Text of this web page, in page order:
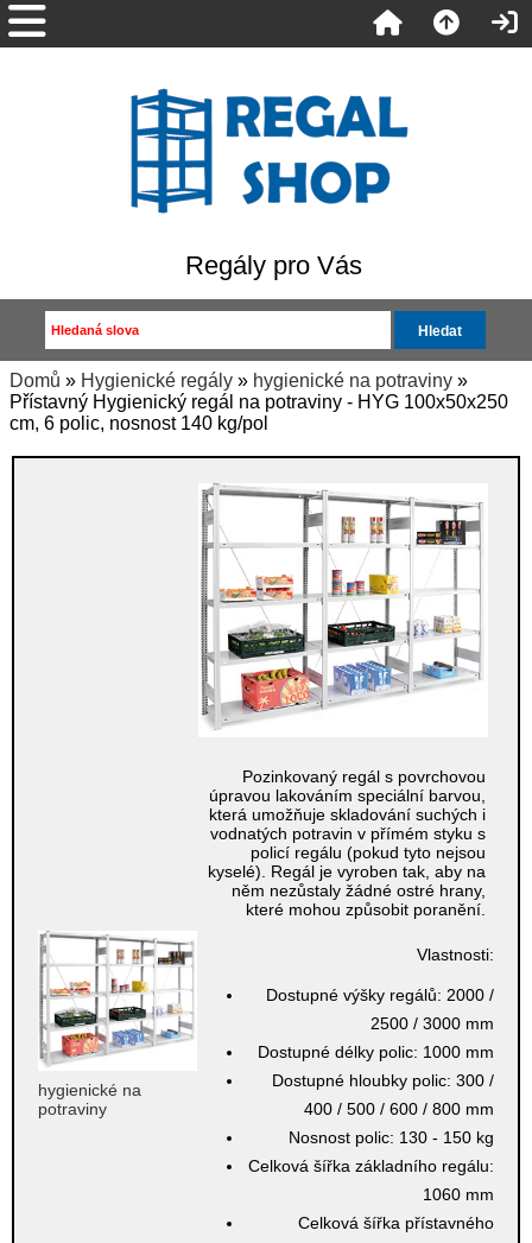
Regály pro Vás
Domů » Hygienické regály » hygienické na potraviny »
Přístavný Hygienický regál na potraviny - HYG 100x50x250
cm, 6 polic, nosnost 140 kg/pol
hygienické na
potraviny
Pozinkovaný regál s povrchovou
úpravou lakováním speciální barvou,
která umožňuje skladování suchých i
vodnatých potravin v přímém styku s
policí regálu (pokud tyto nejsou
kyselé). Regál je vyroben tak, aby na
něm nezůstaly žádné ostré hrany,
které mohou způsobit poranění.
Vlastnosti:
Dostupné výšky regálů: 2000 /
2500 / 3000 mm
Dostupné délky polic: 1000 mm
Dostupné hloubky polic:300 /
400 / 500 / 600 / 800 mm
Nosnost polic: 130 - 150 kg
Celková šířka základního regálu:
1060 mm
Celková šířka přístavného